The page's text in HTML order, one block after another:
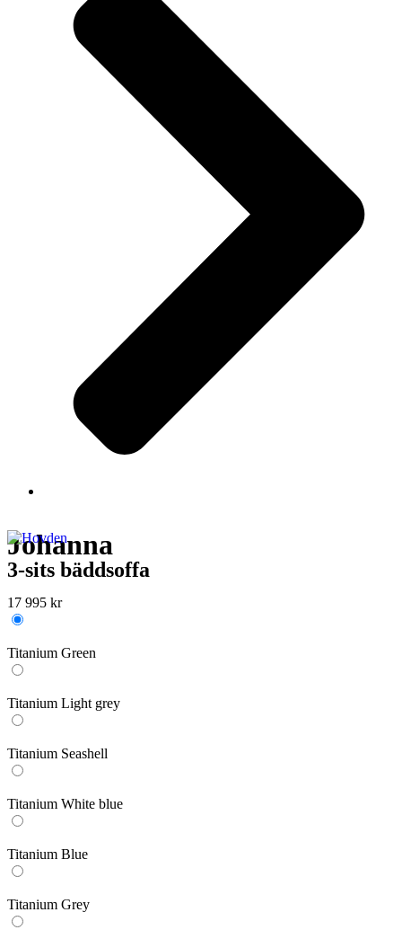
Johanna
3-sits bäddsoffa
17 995 kr
Titanium Green
Titanium Light grey
Titanium Seashell
Titanium White blue
Titanium Blue
Titanium Grey